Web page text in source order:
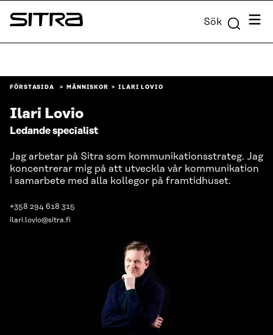
Skip to
content
Sitra Sök Meny
FÖRSTASIDA MÄNNISKOR ILARI LOVIO
Ilari Lovio
Ledande specialist
Jag arbetar på Sitra som kommunikationsstrateg. Jag
koncentrerar mig på att utveckla vår kommunikation
i samarbete med alla kollegor på framtidhuset.
+358 294 618 315
ilari.lovio@sitra.fi